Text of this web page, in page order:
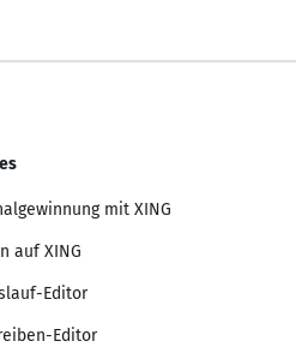
mit XING
auf XING
Editor
Editor